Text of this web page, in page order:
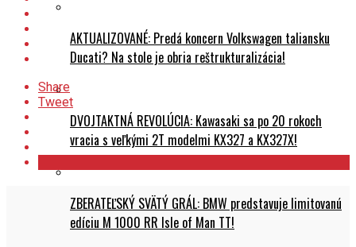
Ducati? Na stole je obria reštrukturalizácia!
DVOJTAKTNÁ REVOLÚCIA: Kawasaki sa po 20 rokoch
vracia s veľkými 2T modelmi KX327 a KX327X!
edíciu M 1000 RR Isle of Man TT!
Tweet